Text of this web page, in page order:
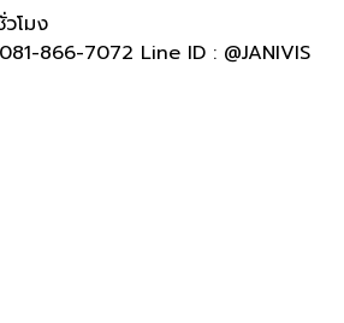
โมง
866-7072 Line ID : @JANIVIS